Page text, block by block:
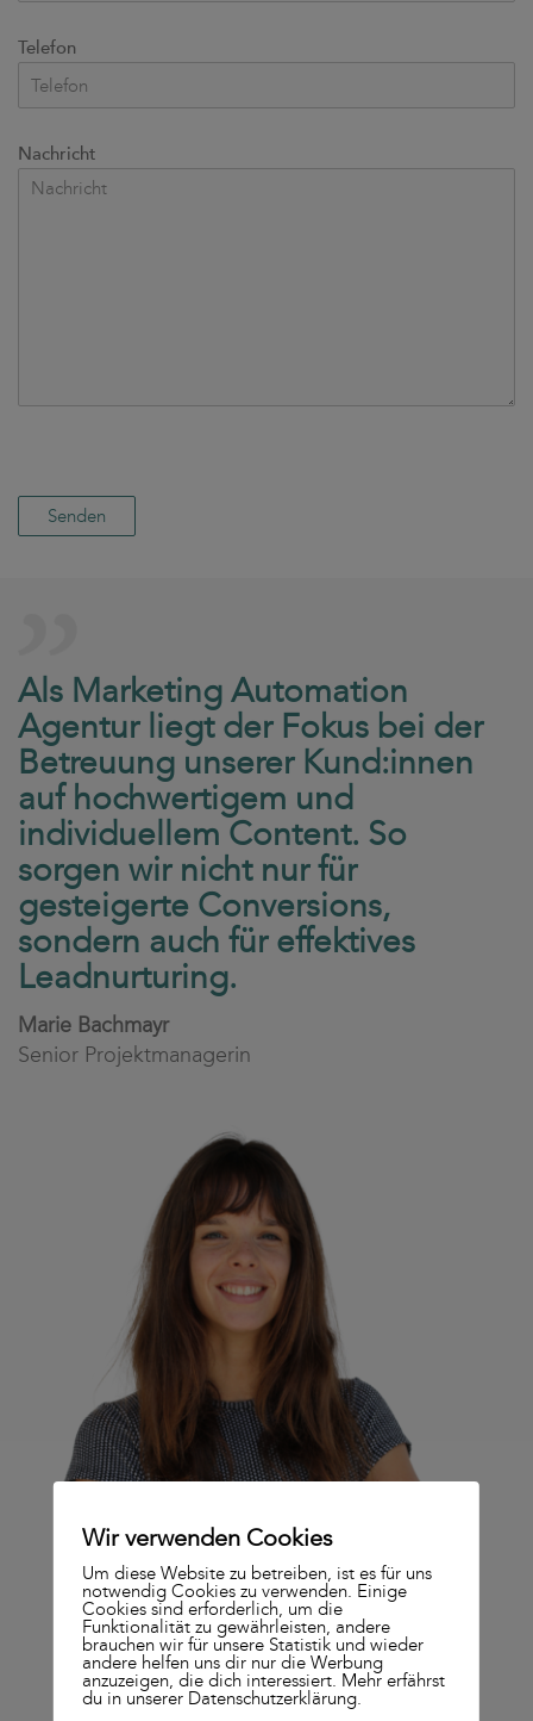
Telefon
Nachricht
Als Marketing Automation
Agentur liegt der Fokus bei der
Betreuung unserer Kund:innen
auf hochwertigem und
individuellem Content. So
sorgen wir nicht nur für
gesteigerte Conversions,
sondern auch für effektives
Leadnurturing.
Marie Bachmayr
Senior Projektmanagerin
Wir verwenden Cookies
Um diese Website zu betreiben, ist es für uns
notwendig Cookies zu verwenden. Einige
Cookies sind erforderlich, um die
Funktionalität zu gewährleisten, andere
brauchen wir für unsere Statistik und wieder
andere helfen uns dir nur die Werbung
anzuzeigen, die dich interessiert. Mehr erfährst
du in unserer Datenschutzerklärung.